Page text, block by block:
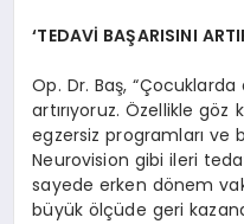
‘TEDAVİ BAŞARISINI
Op. Dr. Baş,
artırıyoruz. Özellikle
egzersiz programları ve
Neurovision gibi ileri
sayede erken dönem
büyük ölçüde geri